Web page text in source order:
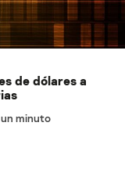
de dólares a
minuto